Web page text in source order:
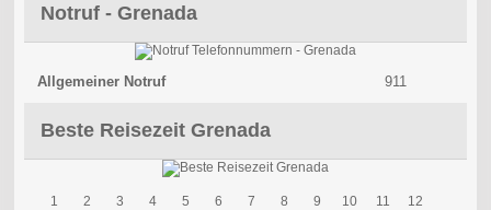
Notruf - Grenada
Allgemeiner Notruf 911
Beste Reisezeit Grenada
1 2 3 4 5 6 7 8 9 10 11 12